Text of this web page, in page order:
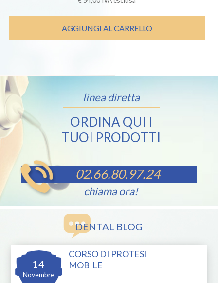
AGGIUNGI AL CARRELLO
linea diretta
ORDINA QUI I
TUOI PRODOTTI
02.66.80.97.24
chiama ora!
DENTAL BLOG
14
Novembre
CORSO DI PROTESI
MOBILE